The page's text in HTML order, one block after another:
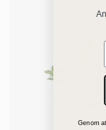
Genom